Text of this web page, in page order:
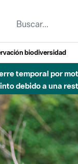
biodiversidad
temporal por
debido a una